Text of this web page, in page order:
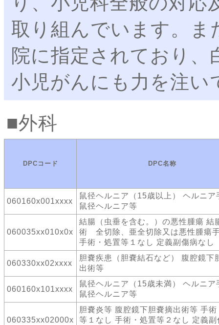
取り組んでいます。ま
院に指定されており、
小児がんにも力を注い
外科
DPCコード DPC名称
060160x001xxxx
鼠径ヘルニア（15歳以上） ヘルニ
鼠径ヘルニア等
060035xx010x0x
結腸（虫垂を含む。）の悪性腫瘍 結
術 全切除、亜全切除又は悪性腫瘍
手術・処置等１なし 定義副傷病なし
060330xx02xxxx
胆嚢疾患（胆嚢結石など） 腹腔鏡下
出術等
060160x101xxxx
鼠径ヘルニア（15歳未満） ヘルニ
鼠径ヘルニア等
060335xx02000x
胆嚢炎等 腹腔鏡下胆嚢摘出術等 手
等１なし 手術・処置等２なし 定義副